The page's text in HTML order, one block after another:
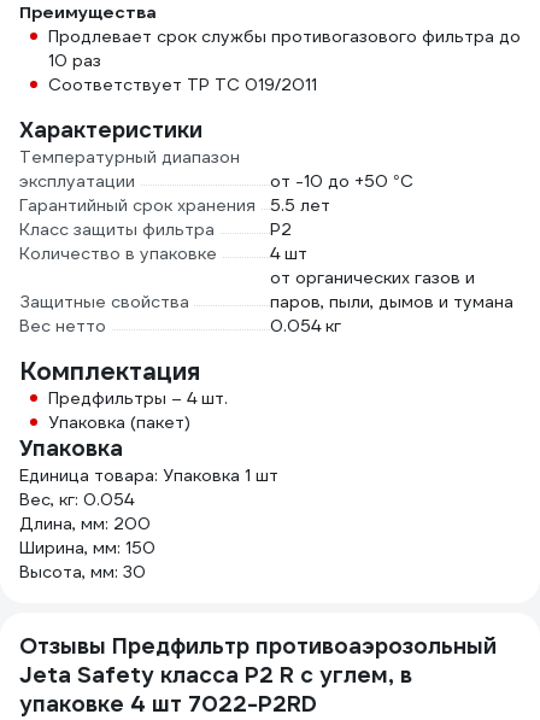
Преимущества
Продлевает срок службы противогазового фильтра до
10 раз
Соответствует ТР ТС 019/2011
Характеристики
Температурный диапазон
эксплуатации
от -10 до +50 °С
Гарантийный срок хранения
5.5 лет
Класс защиты фильтра
P2
Количество в упаковке
4 шт
Защитные свойства
от органических газов и
паров, пыли, дымов и тумана
Вес нетто
0.054 кг
Комплектация
Предфильтры – 4 шт.
Упаковка (пакет)
Упаковка
Единица товара: Упаковка 1 шт
Вес, кг: 0.054
Длина, мм: 200
Ширина, мм: 150
Высота, мм: 30
Отзывы Предфильтр противоаэрозольный
Jeta Safety класса P2 R с углем, в
упаковке 4 шт 7022-P2RD